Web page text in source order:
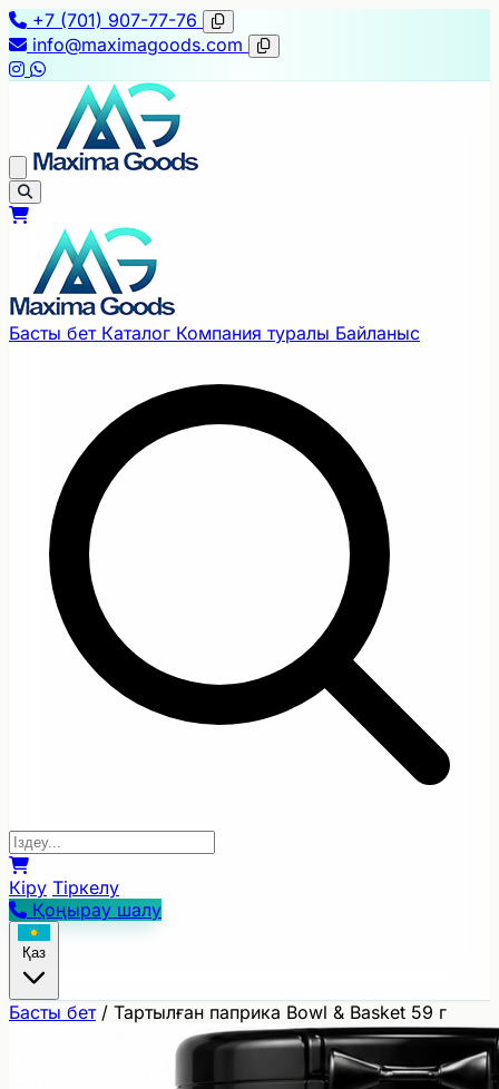
+7 (701) 907-77-76
info@maximagoods.com
Басты бет Каталог Компания туралы Байланыс
Кіру Тіркелу
Қоңырау шалу
Қаз
Басты бет / Тартылған паприка Bowl & Basket 59 г